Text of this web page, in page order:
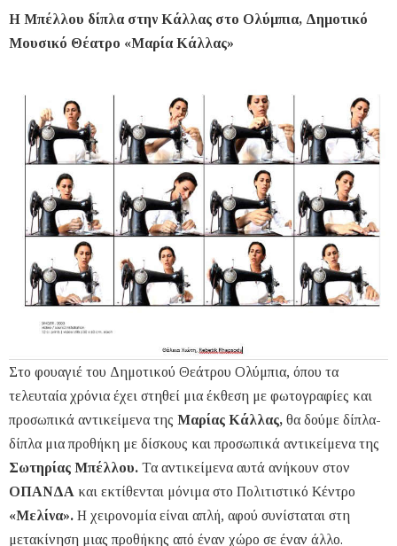
Η Μπέλλου δίπλα στην Κάλλας στο Ολύμπια, Δημοτικό
Μουσικό Θέατρο «Μαρία Κάλλας»
Στο φουαγιέ του Δημοτικού Θεάτρου Ολύμπια, όπου τα
τελευταία χρόνια έχει στηθεί μια έκθεση με φωτογραφίες και
προσωπικά αντικείμενα της Μαρίας Κάλλας, θα δούμε δίπλα-
δίπλα μια προθήκη με δίσκους και προσωπικά αντικείμενα της
Σωτηρίας Μπέλλου. Τα αντικείμενα αυτά ανήκουν στον
ΟΠΑΝΔΑ και εκτίθενται μόνιμα στο Πολιτιστικό Κέντρο
«Μελίνα». Η χειρονομία είναι απλή, αφού συνίσταται στη
μετακίνηση μιας προθήκης από έναν χώρο σε έναν άλλο.